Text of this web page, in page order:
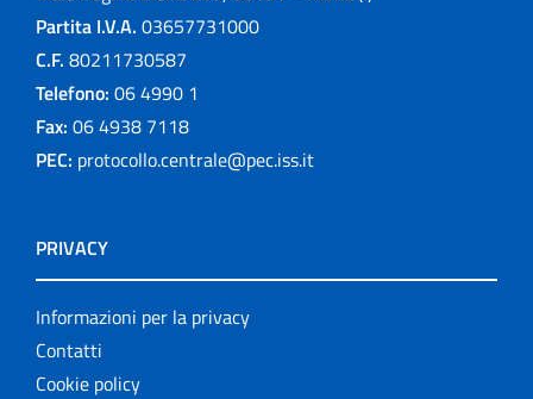
Partita I.V.A. 03657731000
C.F. 80211730587
Telefono: 06 4990 1
Fax: 06 4938 7118
PEC: protocollo.centrale@pec.iss.it
PRIVACY
Informazioni per la privacy
Contatti
Cookie policy